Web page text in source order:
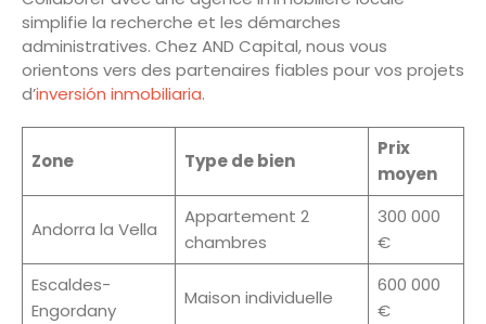
simplifie la recherche et les démarches
administratives. Chez AND Capital, nous vous
orientons vers des partenaires fiables pour vos projets
d’inversión inmobiliaria.
Zone Type de bien
Prix
moyen
Andorra la Vella
Appartement 2
chambres
300 000
€
Escaldes-
Engordany
Maison individuelle
600 000
€